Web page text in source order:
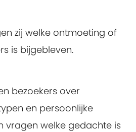
zij welke ontmoeting of
is bijgebleven.
bezoekers over
en persoonlijke
vragen welke gedachte is